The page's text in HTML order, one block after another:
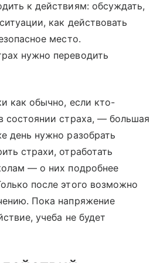
к действиям: обсуждать,
как действовать
место.
нужно переводить
как обычно, если кто-
состоянии страха, — большая
день нужно разобрать
страхи, отработать
— о них подробнее
после этого возможно
Пока напряжение
учеба не будет